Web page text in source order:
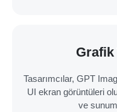
Grafik
Tasarımcılar, GPT
UI ekran görüntüleri
ve